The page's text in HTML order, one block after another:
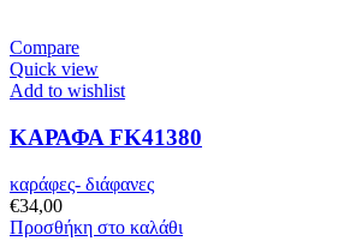
Compare
Quick view
Add to wishlist
ΚΑΡΑΦΑ FK41380
καράφες- διάφανες
€34,00
Προσθήκη στο καλάθι